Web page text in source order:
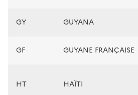
GY GUYANA
GF GUYANE FRANÇAISE
HT HAÏTI